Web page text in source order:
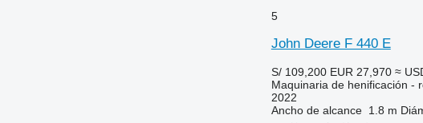
5
John Deere F 440 E
S/ 109,200 EUR 27,970 ≈
Maquinaria de henificación -
2022
Ancho de alcance 1.8 m